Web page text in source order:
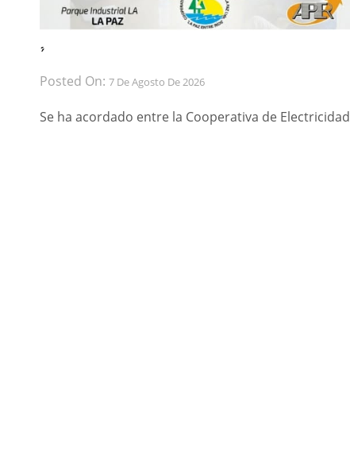
́ ́
Posted On: 7 De Agosto De 2026
Se ha acordado entre la Cooperativa de Electricidad